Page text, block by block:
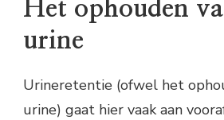
Het ophouden
urine
Urineretentie (ofwel het
urine) gaat hier vaak aan